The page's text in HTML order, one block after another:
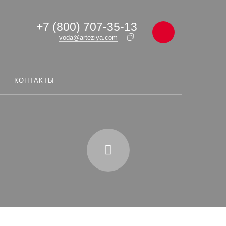
+7 (800) 707-35-13
voda@arteziya.com
КОНТАКТЫ